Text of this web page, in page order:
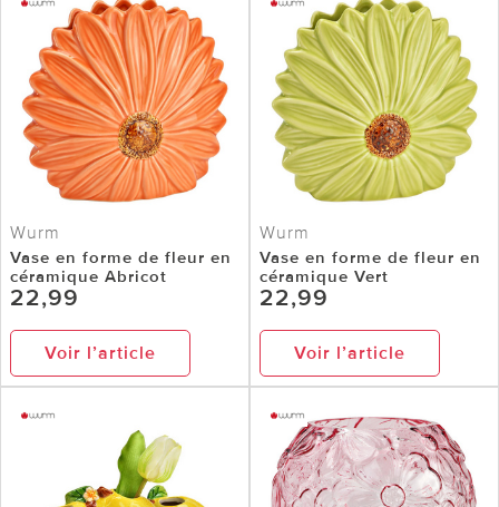
Wurm
Vase en forme de fleur en
céramique Abricot
22,99
Voir l’article
Wurm
Vase en forme de fleur en
céramique Vert
22,99
Voir l’article